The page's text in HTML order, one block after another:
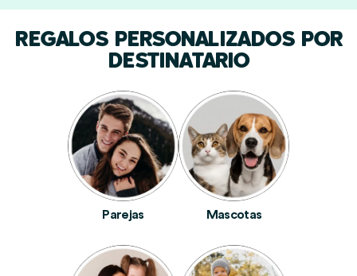
REGALOS PERSONALIZADOS POR
DESTINATARIO
Parejas Mascotas